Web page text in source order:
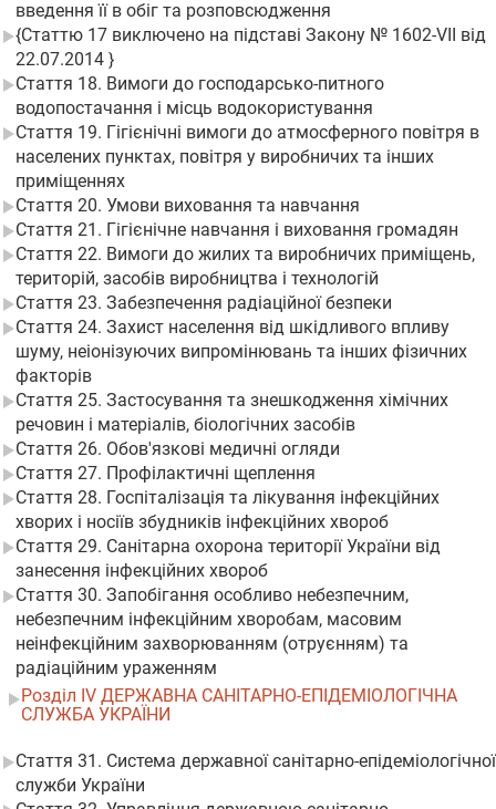
введення її в обіг та розповсюдження
{Статтю 17 виключено на підставі Закону № 1602-VII від
22.07.2014 }
Стаття 18. Вимоги до господарсько-питного
водопостачання і місць водокористування
Стаття 19. Гігієнічні вимоги до атмосферного повітря в
населених пунктах, повітря у виробничих та інших
приміщеннях
Стаття 20. Умови виховання та навчання
Стаття 21. Гігієнічне навчання і виховання громадян
Стаття 22. Вимоги до жилих та виробничих приміщень,
територій, засобів виробництва і технологій
Стаття 23. Забезпечення радіаційної безпеки
Стаття 24. Захист населення від шкідливого впливу
шуму, неіонізуючих випромінювань та інших фізичних
факторів
Стаття 25. Застосування та знешкодження хімічних
речовин і матеріалів, біологічних засобів
Стаття 26. Обов'язкові медичні огляди
Стаття 27. Профілактичні щеплення
Стаття 28. Госпіталізація та лікування інфекційних
хворих і носіїв збудників інфекційних хвороб
Стаття 29. Санітарна охорона території України від
занесення інфекційних хвороб
Стаття 30. Запобігання особливо небезпечним,
небезпечним інфекційним хворобам, масовим
неінфекційним захворюванням (отруєнням) та
радіаційним ураженням
Розділ IV ДЕРЖАВНА САНІТАРНО-ЕПІДЕМІОЛОГІЧНА
СЛУЖБА УКРАЇНИ
Стаття 31. Система державної санітарно-епідеміологічної
служби України